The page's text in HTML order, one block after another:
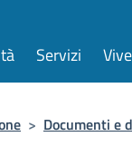
Servizi
> Documenti e